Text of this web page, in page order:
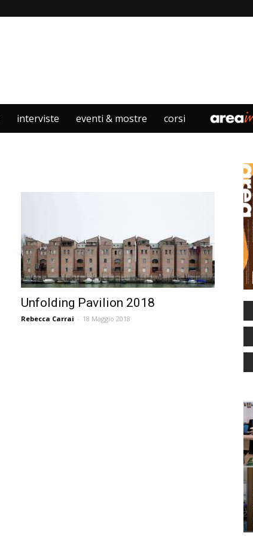
interviste eventi & mostre corsi
Unfolding Pavilion 2018
Rebecca Carrai - 18 Maggio 2018